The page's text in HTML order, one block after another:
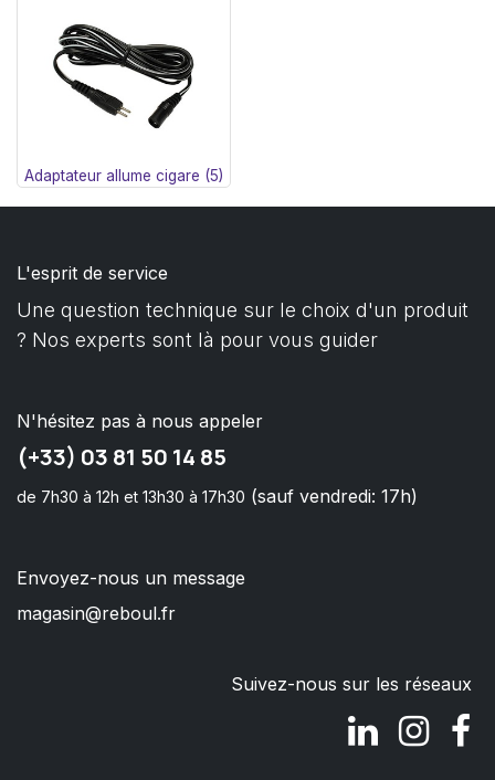
Adaptateur allume cigare (5)
L'esprit de service
Une question technique sur le choix d'un produit
? Nos experts sont là pour vous guider
N'hésitez pas à nous appeler
(+33) 03 81 50 14 85
de 7h30 à 12h et 13h30 à 17h30 (sauf vendredi: 17h)
Envoyez-nous un message
magasin@reboul.fr
Suivez-nous sur les réseaux